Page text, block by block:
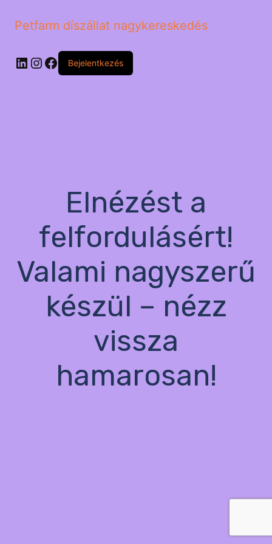
Petfarm díszállat nagykereskedés
LinkedIn
Instagram
Facebook
Bejelentkezés
Elnézést a
felfordulásért!
Valami nagyszerű
készül – nézz
vissza
hamarosan!